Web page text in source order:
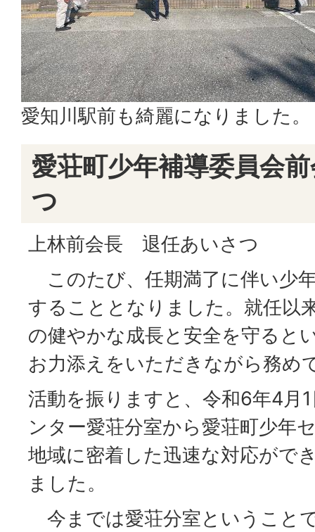
愛知川駅前も綺麗になりました。
愛荘町少年補導委員会
つ
上林前会長 退任あいさつ
このたび、任期満了に伴い少
することとなりました。就任以
の健やかな成長と安全を守ると
お力添えをいただきながら務め
活動を振りますと、令和6年4月
ンター愛荘分室から愛荘町少年
地域に密着した迅速な対応がで
ました。
今までは愛荘分室ということ